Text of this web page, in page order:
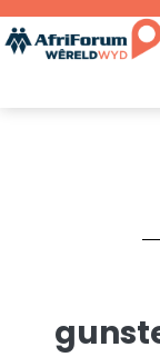
Skip
to